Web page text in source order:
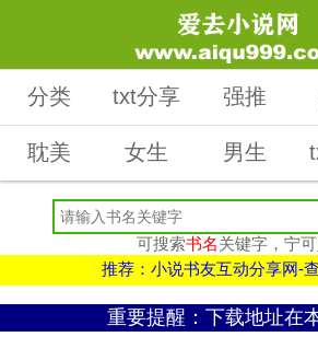
分类 txt分享 强推
耽美 女生 男生
可搜索书名关键字，宁
推荐：小说书友互动分享网-
重要提醒：下载地址在